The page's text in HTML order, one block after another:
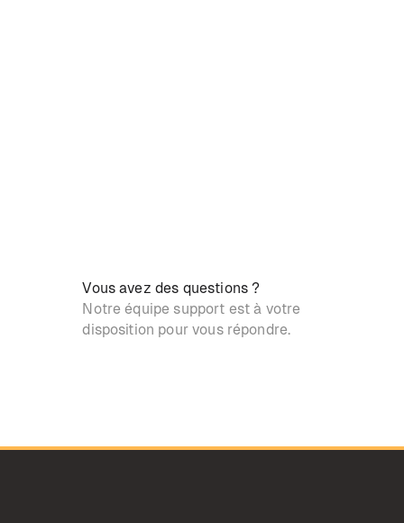
Vous avez des questions ?
Notre équipe support est à votre
disposition pour vous répondre.